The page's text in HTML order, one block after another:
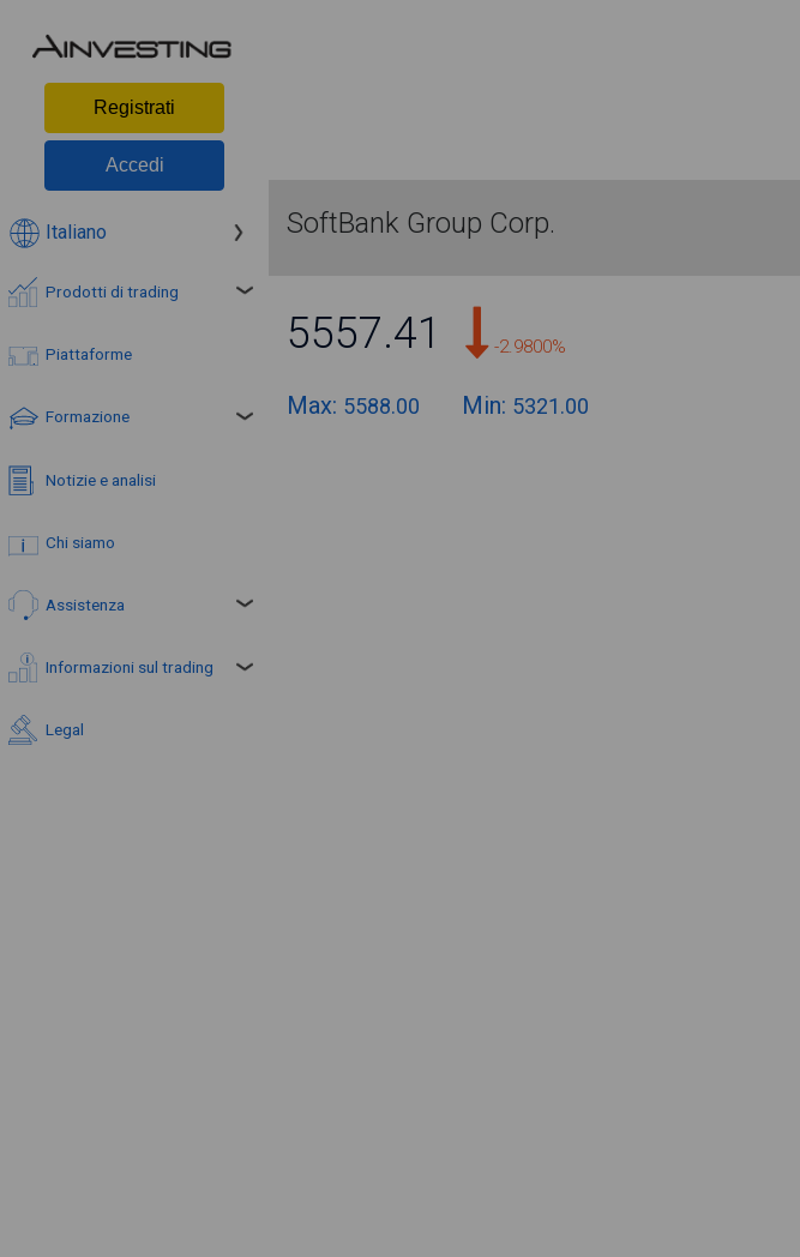
Registrati
Accedi
Italiano
Prodotti di trading
Piattaforme
Formazione
Notizie e analisi
Chi siamo
Assistenza
Informazioni sul trading
Legal
SoftBank Group Corp.
5557.41 -2.9800%
Max: 5588.00 Min: 5321.00